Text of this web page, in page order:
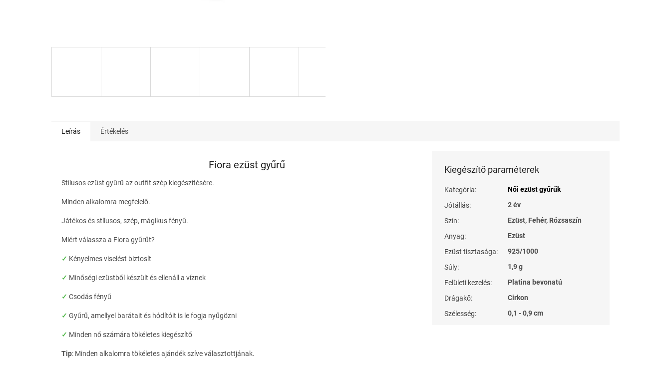
Leírás Értékelés
Fiora ezüst gyűrű
Stílusos ezüst gyűrű az outfit szép kiegészítésére.
Minden alkalomra megfelelő.
Játékos és stílusos, szép, mágikus fényű.
Miért válassza a Fiora gyűrűt?
✓ Kényelmes viselést biztosít
✓ Minőségi ezüstből készült és ellenáll a víznek
✓ Csodás fényű
✓ Gyűrű, amellyel barátait és hódítóit is le fogja nyűgözni
✓ Minden nő számára tökéletes kiegészítő
Tip: Minden alkalomra tökéletes ajándék szíve választottjának.
Kiegészítő paraméterek
Kategória:
Női ezüst gyűrűk
Jótállás:
2 év
Szín:
Ezüst, Fehér, Rózsaszín
Anyag:
Ezüst
Ezüst tisztasága:
925/1000
Súly:
1,9 g
Felületi kezelés:
Platina bevonatú
Drágakő:
Cirkon
Szélesség: 0,1 - 0,9 cm